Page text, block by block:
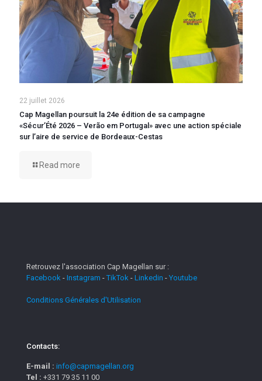
22 juillet 2026
Cap Magellan poursuit la 24e édition de sa campagne
«Sécur’Été 2026 – Verão em Portugal» avec une action spéciale
sur l’aire de service de Bordeaux-Cestas
Read more
Retrouvez l'association Cap Magellan sur :
Facebook - Instagram -TikTok - Linkedin - Youtube
Conditions Générales d'Utilisation
Contacts:
E-mail : info@capmagellan.org
Tel : +331 79 35 11 00